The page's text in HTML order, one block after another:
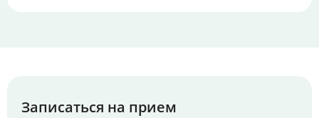
Записаться на прием